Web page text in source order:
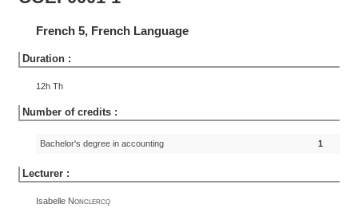
French 5, French Language
Duration :
12h Th
Number of credits :
Bachelor's degree in accounting 1
Lecturer :
Isabelle Nonclercq